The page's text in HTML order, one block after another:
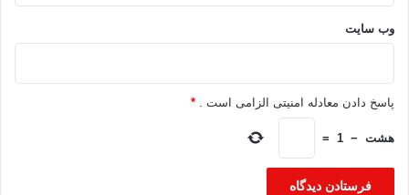
وب‌ سایت
پاسخ دادن معادله امنیتی الزامی است . *
هشت −
1
=